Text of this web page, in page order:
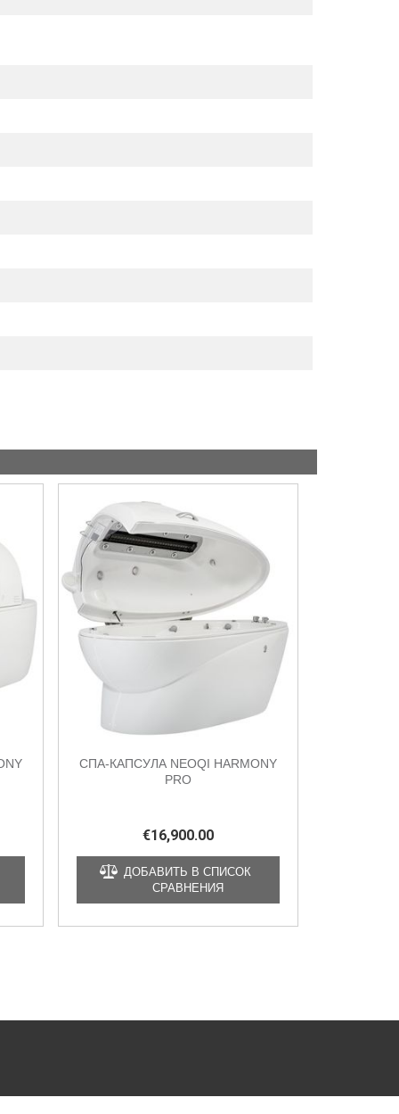
СПА-КАПСУЛА NEOQI HARMONY
PRO
€16,900.00
ДОБАВИТЬ В СПИСОК
СРАВНЕНИЯ